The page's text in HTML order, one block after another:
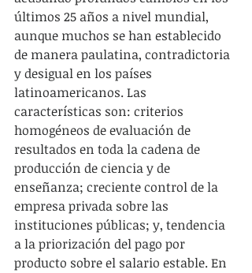
últimos 25 años a nivel mundial,
aunque muchos se han establecido
de manera paulatina, contradictoria
y desigual en los países
latinoamericanos. Las
características son: criterios
homogéneos de evaluación de
resultados en toda la cadena de
producción de ciencia y de
enseñanza; creciente control de la
empresa privada sobre las
instituciones públicas; y, tendencia
a la priorización del pago por
producto sobre el salario estable. En